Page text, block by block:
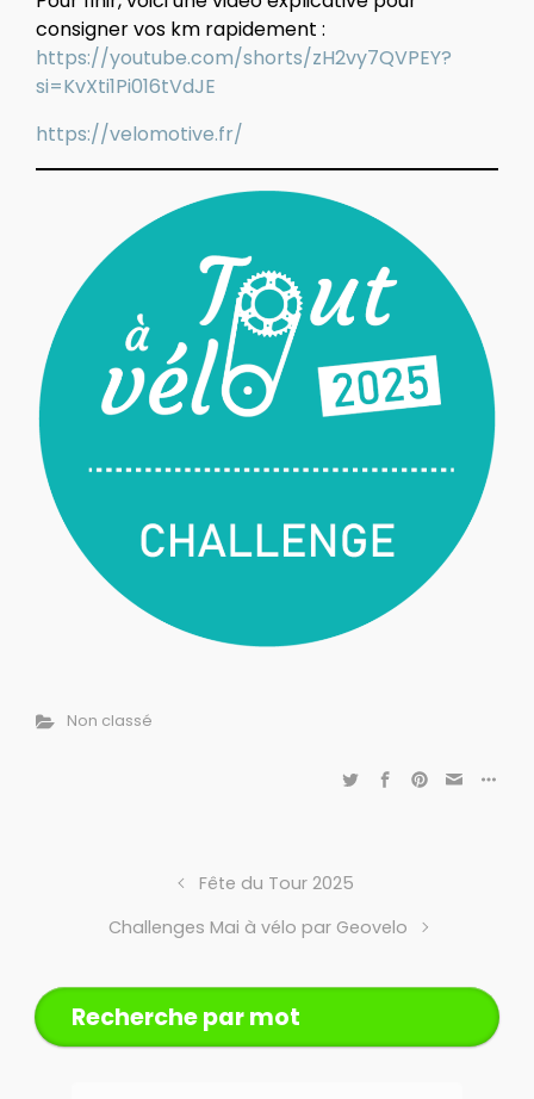
consigner vos km rapidement :
https://youtube.com/shorts/zH2vy7QVPEY?
si=KvXti1Pi016tVdJE
https://velomotive.fr/
Non classé
Fête du Tour 2025
Challenges Mai à vélo par Geovelo
Recherche par mot